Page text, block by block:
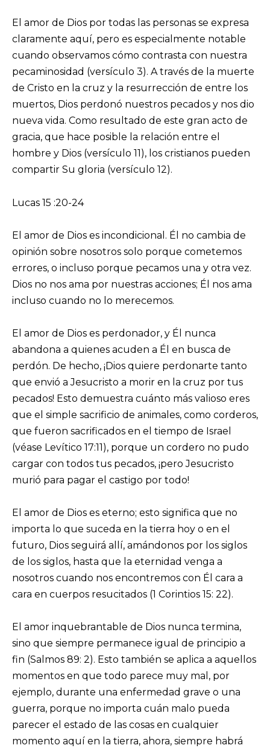
El amor de Dios por todas las personas se expresa
claramente aquí, pero es especialmente notable
cuando observamos cómo contrasta con nuestra
pecaminosidad (versículo 3). A través de la muerte
de Cristo en la cruz y la resurrección de entre los
muertos, Dios perdonó nuestros pecados y nos dio
nueva vida. Como resultado de este gran acto de
gracia, que hace posible la relación entre el
hombre y Dios (versículo 11), los cristianos pueden
compartir Su gloria (versículo 12).
Lucas 15 :20-24
El amor de Dios es incondicional. Él no cambia de
opinión sobre nosotros solo porque cometemos
errores, o incluso porque pecamos una y otra vez.
Dios no nos ama por nuestras acciones; Él nos ama
incluso cuando no lo merecemos.
El amor de Dios es perdonador, y Él nunca
abandona a quienes acuden a Él en busca de
perdón. De hecho, ¡Dios quiere perdonarte tanto
que envió a Jesucristo a morir en la cruz por tus
pecados! Esto demuestra cuánto más valioso eres
que el simple sacrificio de animales, como corderos,
que fueron sacrificados en el tiempo de Israel
(véase Levítico 17:11), porque un cordero no pudo
cargar con todos tus pecados, ¡pero Jesucristo
murió para pagar el castigo por todo!
El amor de Dios es eterno; esto significa que no
importa lo que suceda en la tierra hoy o en el
futuro, Dios seguirá allí, amándonos por los siglos
de los siglos, hasta que la eternidad venga a
nosotros cuando nos encontremos con Él cara a
cara en cuerpos resucitados (1 Corintios 15: 22).
El amor inquebrantable de Dios nunca termina,
sino que siempre permanece igual de principio a
fin (Salmos 89: 2). Esto también se aplica a aquellos
momentos en que todo parece muy mal, por
ejemplo, durante una enfermedad grave o una
guerra, porque no importa cuán malo pueda
parecer el estado de las cosas en cualquier
momento aquí en la tierra, ahora, siempre habrá